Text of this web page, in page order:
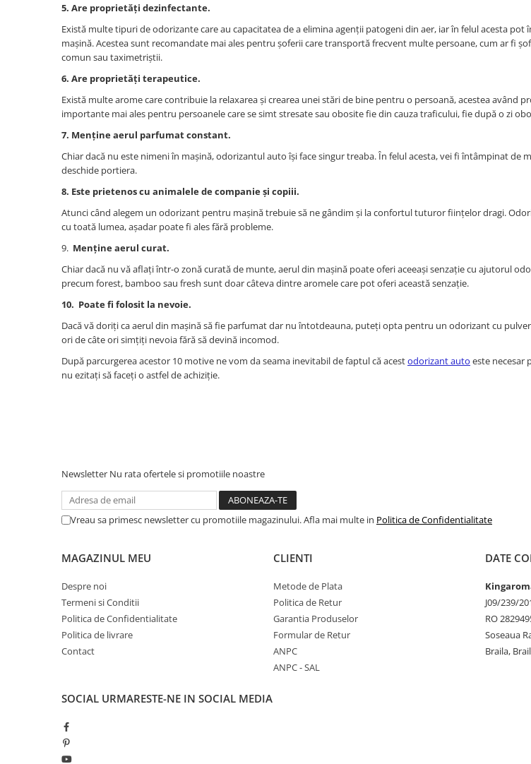
Materii Prime & Substanțe (Hobby
Ambalaje și Recipiente
Cutii carton și soluții de expediere
(Volume Mari)
Parfum pentru rufe (Bax/Vrac)
(Pachete/Bax)
Odorizante Auto cu Pulverizator
(Pachete/Bax)
5. Are proprietăți dezinfectante.
Există multe tipuri de odorizante care au capacitatea de a elimina agenții patogeni din aer, iar în felul acesta
mașină. Acestea sunt recomandate mai ales pentru șoferii care transportă frecvent multe persoane, cum ar fi
comun sau taximetriștii.
6. Are proprietăți terapeutice.
Există multe arome care contribuie la relaxarea și crearea unei stări de bine pentru o persoană, acestea având
importante mai ales pentru persoanele care se simt stresate sau obosite fie din cauza traficului, fie după o zi
7. Menține aerul parfumat constant.
Chiar dacă nu este nimeni în mașină, odorizantul auto își face singur treaba. În felul acesta, vei fi întâmpinat de
deschide portiera.
8. Este prietenos cu animalele de companie și copiii.
Atunci când alegem un odorizant pentru mașină trebuie să ne gândim și la confortul tuturor ființelor dragi.
cu toată lumea, așadar poate fi ales fără probleme.
9. Menține aerul curat.
Chiar dacă nu vă aflați într-o zonă curată de munte, aerul din mașină poate oferi aceeași senzație cu ajutorul
precum forest, bamboo sau fresh sunt doar câteva dintre aromele care pot oferi această senzație.
10. Poate fi folosit la nevoie.
Dacă vă doriți ca aerul din mașină să fie parfumat dar nu întotdeauna, puteți opta pentru un odorizant cu
ori de câte ori simțiți nevoia fără să devină incomod.
După parcurgerea acestor 10 motive ne vom da seama inevitabil de faptul că acestodorizant auto este necesar
nu ezitați să faceți o astfel de achiziție.
Newsletter Nu rata ofertele si promotiile noastre
Vreau sa primesc newsletter cu promotiile magazinului. Afla mai multe in Politica de Confidentialitate
MAGAZINUL MEU
Despre noi
Termeni si Conditii
Politica de Confidentialitate
Politica de livrare
Contact
CLIENTI
Metode de Plata
Politica de Retur
Garantia Produselor
Formular de Retur
ANPC
ANPC - SAL
DATE
J09/239/
RO
Soseaua
Braila,
SOCIAL URMARESTE-NE IN SOCIAL MEDIA